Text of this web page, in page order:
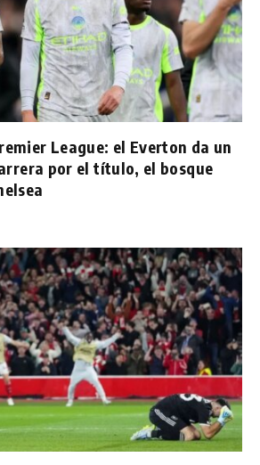
League: el Everton da un
por el título, el bosque